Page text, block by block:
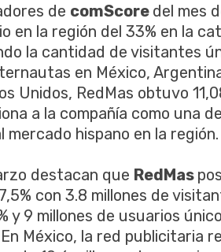
de comScore del mes
en la región del 33% en la
la cantidad de visitantes
en México,
Unidos, RedMas obtuvo
a la compañía como una
hispano en la región.
destacan que RedMas
con 3.8 millones de
y 9 millones de usuarios
México, la red publicitaria